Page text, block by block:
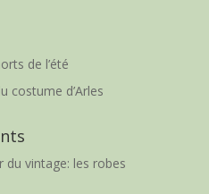
de l’été
costume d’Arles
du vintage: les robes